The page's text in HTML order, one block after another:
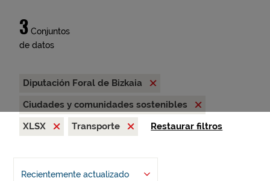
3 Conjuntos
de datos
Diputación Foral de Bizkaia
Ciudades y comunidades sostenibles
XLSX
Transporte Restaurar filtros
Recientemente actualizado